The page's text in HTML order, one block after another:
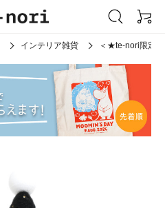
インテリア雑貨 ＜★te-nori限定